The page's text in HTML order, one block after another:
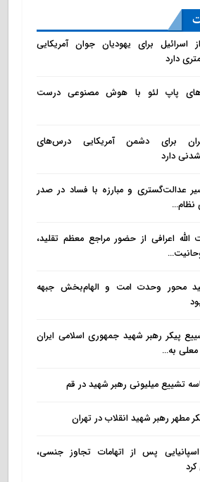
اسرائیل برای یهودیان جوان آمریکایی
دارد
پاپ لئو با هوش مصنوعی درست
برای دشمن آمریکایی درس‌های
دارد
عدالت‌گستری و مبارزه با فساد در صدر
نظام…
الله اعرافی از حضور مراجع معظم تقلید،
محور وحدت امت و الهام‌بخش جبهه
پیکر رهبر شهید جمهوری اسلامی ایران
معلی به…
تشییع میلیونی رهبر شهید در قم
مطهر رهبر شهید انقلاب در تهران
اسپانیایی پس از اتهامات تجاوز جنسی،
کرد